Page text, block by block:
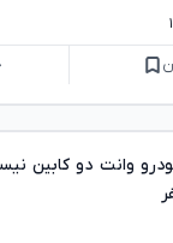
وانت دو کابین